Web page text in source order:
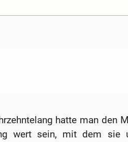
hatte man den
wert sein, mit dem sie